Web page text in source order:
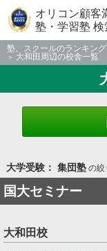
オリコン顧客
塾・学習塾 検
塾、スクールのランキン
大和田周辺の校舎一覧
大学受験： 集団塾の絞
国大セミナー
大和田校